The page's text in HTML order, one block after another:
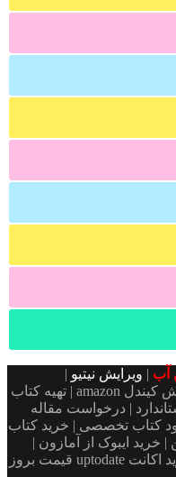
آب | ویرایش نیتیو |
دانلود مقاله | خرید کتاب آمازون | فروش کیندل amazon | تهیه کتاب
| درخواست مقاله
کتاب تخصصی | خرید کتاب
خرید ایبوک از آمازون |
پسورد دانشگاه | اکانت iThenticate| خريد اكانت uptodate قیمت بروز